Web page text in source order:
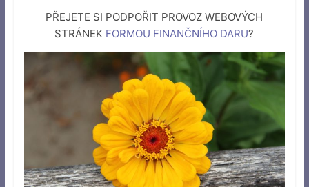
PŘEJETE SI PODPOŘIT PROVOZ WEBOVÝCH
STRÁNEK FORMOU FINANČNÍHO DARU?